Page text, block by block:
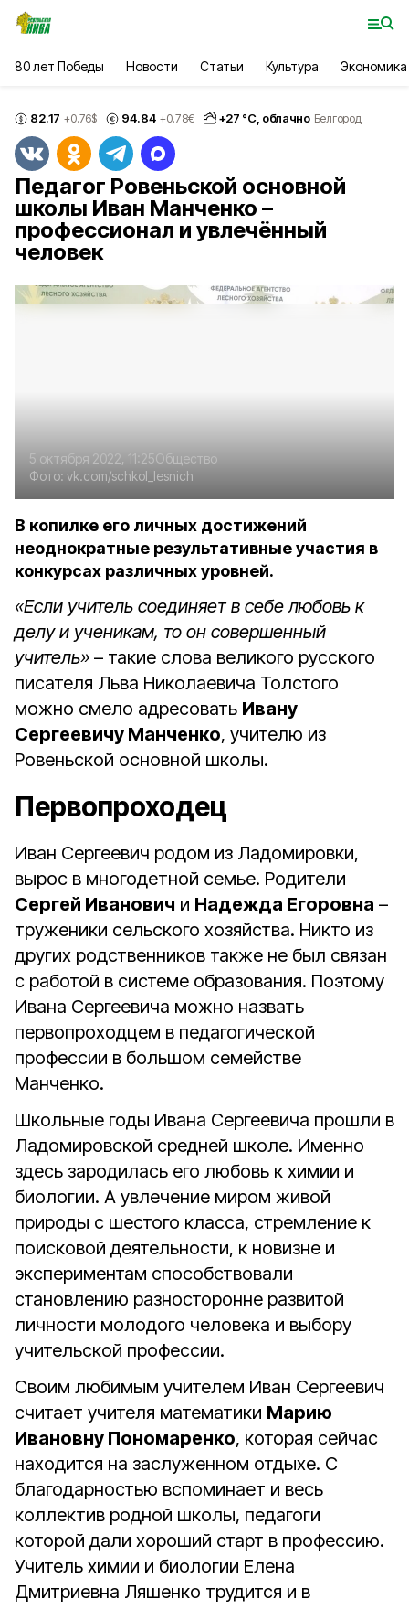
80 лет Победы Новости Статьи Культура Экономика
82.17 +0.76$ 94.84 +0.78€ +27 °С, облачно Белгород
Педагог Ровеньской основной
школы Иван Манченко –
профессионал и увлечённый
человек
5 октября 2022, 11:25Общество
Фото: vk.com/schkol_lesnich
В копилке его личных достижений
неоднократные результативные участия в
конкурсах различных уровней.
«Если учитель соединяет в себе любовь к
делу и ученикам, то он совершенный
учитель» – такие слова великого русского
писателя Льва Николаевича Толстого
можно смело адресовать Ивану
Сергеевичу Манченко, учителю из
Ровеньской основной школы.
Первопроходец
Иван Сергеевич родом из Ладомировки,
вырос в многодетной семье. Родители
Сергей Иванович и Надежда Егоровна –
труженики сельского хозяйства. Никто из
других родственников также не был связан
с работой в системе образования. Поэтому
Ивана Сергеевича можно назвать
первопроходцем в педагогической
профессии в большом семействе
Манченко.
Школьные годы Ивана Сергеевича прошли в
Ладомировской средней школе. Именно
здесь зародилась его любовь к химии и
биологии. А увлечение миром живой
природы с шестого класса, стремление к
поисковой деятельности, к новизне и
экспериментам способствовали
становлению разносторонне развитой
личности молодого человека и выбору
учительской профессии.
Своим любимым учителем Иван Сергеевич
считает учителя математики Марию
Ивановну Пономаренко, которая сейчас
находится на заслуженном отдыхе. С
благодарностью вспоминает и весь
коллектив родной школы, педагоги
которой дали хороший старт в профессию.
Учитель химии и биологии Елена
Дмитриевна Ляшенко трудится и в